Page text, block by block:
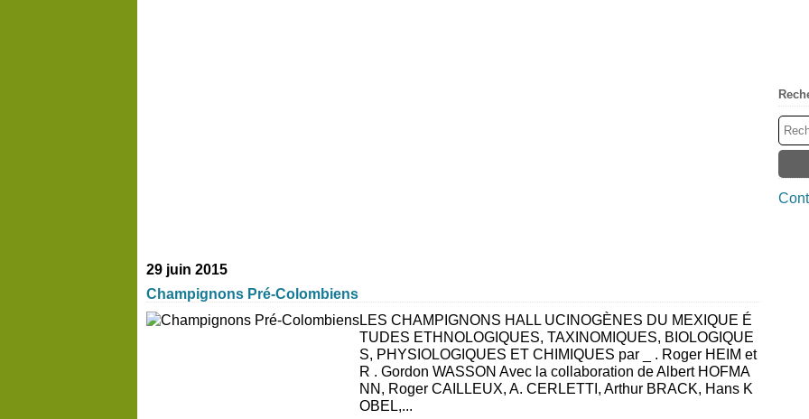
29 juin 2015
Champignons Pré-Colombiens
LES CHAMPIGNONS HALL UCINOGÈNES DU MEXIQUE É
TUDES ETHNOLOGIQUES, TAXINOMIQUES, BIOLOGIQUE
S, PHYSIOLOGIQUES ET CHIMIQUES par _ . Roger HEIM et
R . Gordon WASSON Avec la collaboration de Albert HOFMA
NN, Roger CAILLEUX, A. CERLETTI, Arthur BRACK, Hans K
OBEL,...